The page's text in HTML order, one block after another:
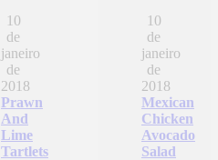
10
de
janeiro
de
2018
Prawn
And
Lime
Tartlets
10
de
janeiro
de
2018
Mexican
Chicken
Avocado
Salad